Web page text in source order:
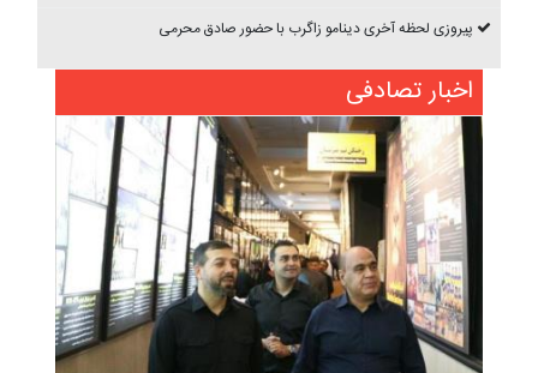
پیروزی لحظه آخری دینامو زاگرب با حضور صادق محرمی
اخبار تصادفی